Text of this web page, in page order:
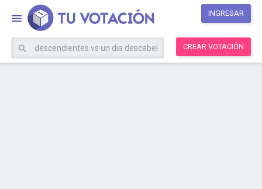
INGRESAR
CREAR VOTACIÓN